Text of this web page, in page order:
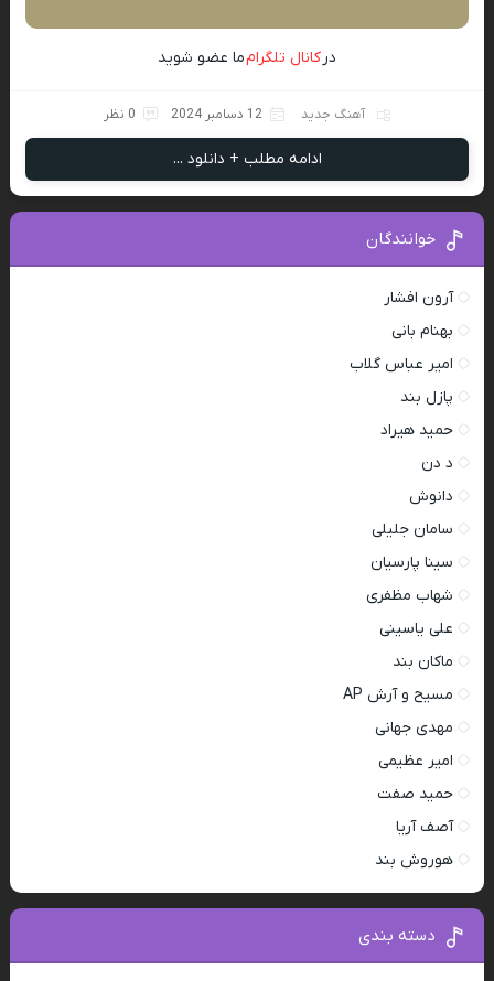
درکانال تلگرامما عضو شوید
آهنگ جدید 12 دسامبر 2024 0 نظر
ادامه مطلب + دانلود ...
خوانندگان
آرون افشار
بهنام بانی
امیر عباس گلاب
پازل بند
حمید هیراد
د دن
دانوش
سامان جلیلی
سینا پارسیان
شهاب مظفری
علی یاسینی
ماکان بند
مسیح و آرش AP
مهدی جهانی
امیر عظیمی
حمید صفت
آصف آریا
هوروش بند
دسته بندی